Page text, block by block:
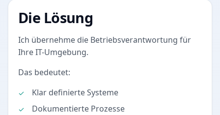
Die Lösung
Ich übernehme die Betriebsverantwortung für
Ihre IT-Umgebung.
Das bedeutet:
Klar definierte Systeme
Dokumentierte Prozesse